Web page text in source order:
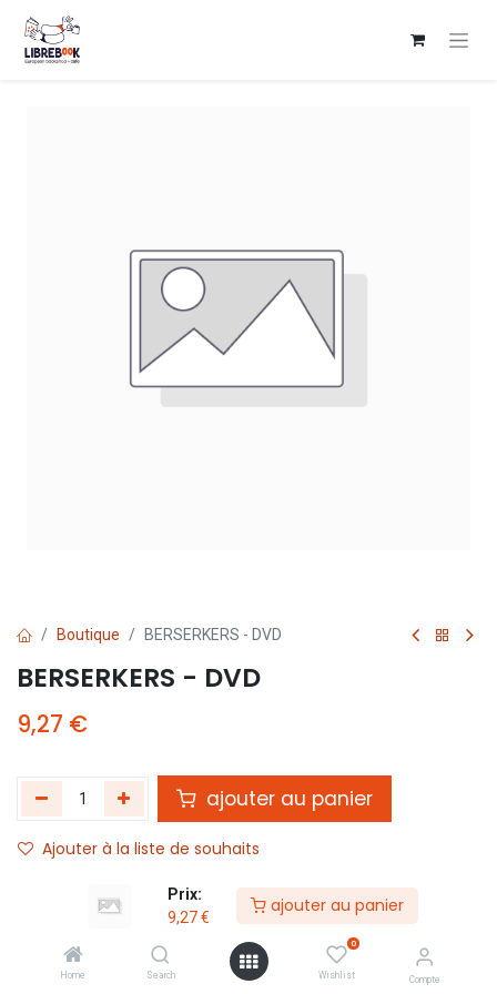
Prix:
9,27€
ajouter au panier
Home Search
0
Wishlist Compte
Boutique BERSERKERS - DVD
BERSERKERS - DVD
9,27 €
ajouter au panier
Ajouter à la liste de souhaits
Termes et conditions :